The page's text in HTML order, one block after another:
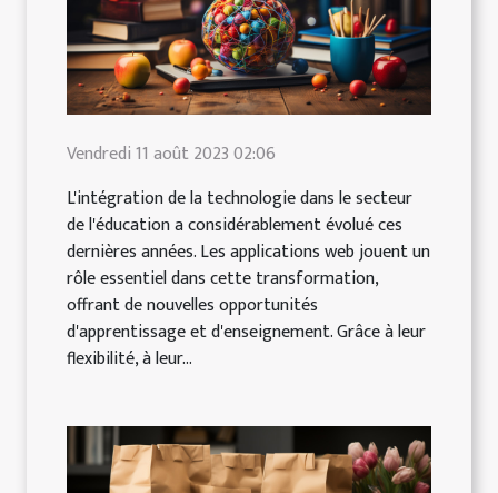
Vendredi 11 août 2023 02:06
L'intégration de la technologie dans le secteur
de l'éducation a considérablement évolué ces
dernières années. Les applications web jouent un
rôle essentiel dans cette transformation,
offrant de nouvelles opportunités
d'apprentissage et d'enseignement. Grâce à leur
flexibilité, à leur...